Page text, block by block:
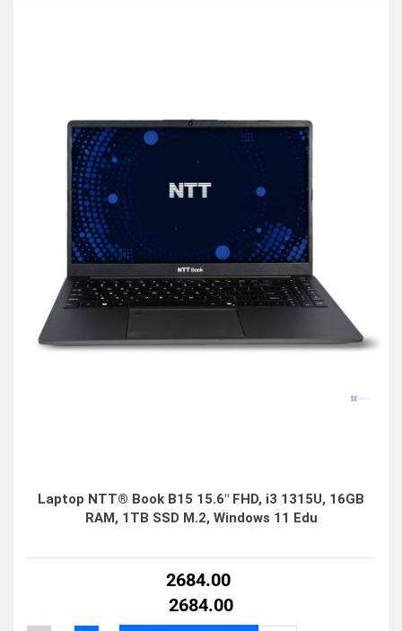
Laptop NTT® Book B15 15.6" FHD, i3 1315U, 16GB
RAM, 1TB SSD M.2, Windows 11 Edu
2684.00
2684.00